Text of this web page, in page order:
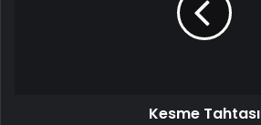
Kesme Tahtası